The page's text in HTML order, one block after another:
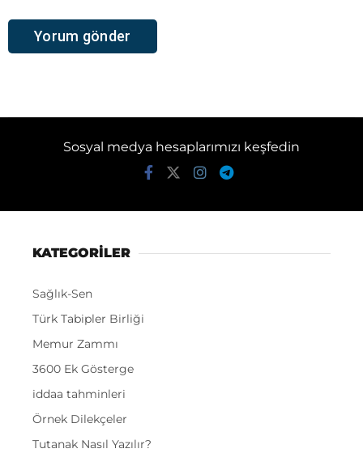
Sosyal medya hesaplarımızı keşfedin
KATEGORİLER
Sağlık-Sen
Türk Tabipler Birliği
Memur Zammı
3600 Ek Gösterge
iddaa tahminleri
Örnek Dilekçeler
Tutanak Nasıl Yazılır?